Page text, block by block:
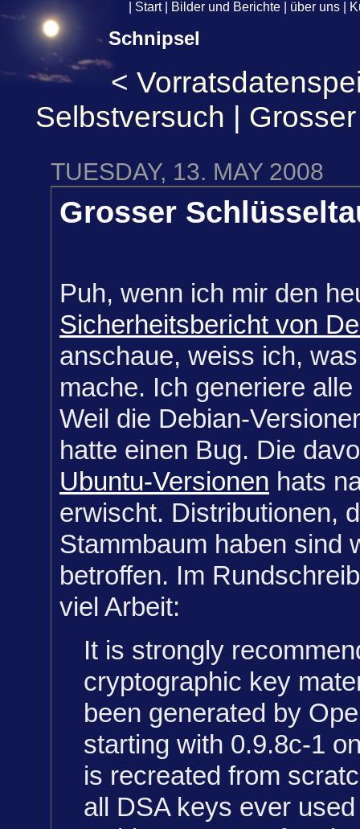
Start| Bilder und Berichte über uns
Schnipsel
<
Selbstversuch |
TUESDAY, 13. MAY 2008
Grosser
Puh, wenn ich mir den
Sicherheitsbericht von
anschaue, weiss ich,
mache. Ich generiere
Weil die Debian-
hatte einen Bug. Die
Ubuntu-Versionen hats
erwischt. Distributionen,
Stammbaum haben sind
betroffen. Im
viel Arbeit:
It is strongly
cryptographic key
been generated by
starting with 0.9.8c-1
is recreated from
all DSA keys ever